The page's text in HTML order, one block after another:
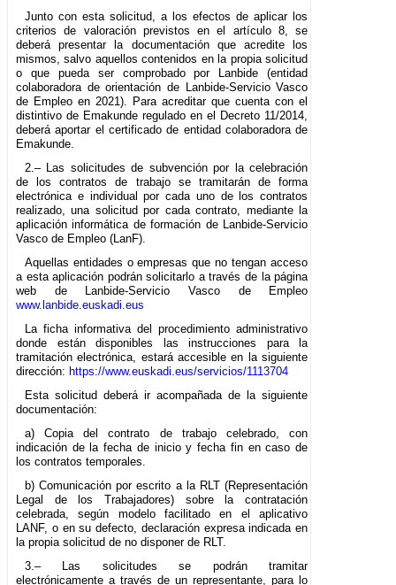
Junto con esta solicitud, a los efectos de aplicar los
criterios de valoración previstos en el artículo 8, se
deberá presentar la documentación que acredite los
mismos, salvo aquellos contenidos en la propia solicitud
o que pueda ser comprobado por Lanbide (entidad
colaboradora de orientación de Lanbide-Servicio Vasco
de Empleo en 2021). Para acreditar que cuenta con el
distintivo de Emakunde regulado en el Decreto 11/2014,
deberá aportar el certificado de entidad colaboradora de
Emakunde.
2.– Las solicitudes de subvención por la celebración
de los contratos de trabajo se tramitarán de forma
electrónica e individual por cada uno de los contratos
realizado, una solicitud por cada contrato, mediante la
aplicación informática de formación de Lanbide-Servicio
Vasco de Empleo (LanF).
Aquellas entidades o empresas que no tengan acceso
a esta aplicación podrán solicitarlo a través de la página
web de Lanbide-Servicio Vasco de Empleo
www.lanbide.euskadi.eus
La ficha informativa del procedimiento administrativo
donde están disponibles las instrucciones para la
tramitación electrónica, estará accesible en la siguiente
dirección: https://www.euskadi.eus/servicios/1113704
Esta solicitud deberá ir acompañada de la siguiente
documentación:
a) Copia del contrato de trabajo celebrado, con
indicación de la fecha de inicio y fecha fin en caso de
los contratos temporales.
b) Comunicación por escrito a la RLT (Representación
Legal de los Trabajadores) sobre la contratación
celebrada, según modelo facilitado en el aplicativo
LANF, o en su defecto, declaración expresa indicada en
la propia solicitud de no disponer de RLT.
3.– Las solicitudes se podrán tramitar
electrónicamente a través de un representante, para lo